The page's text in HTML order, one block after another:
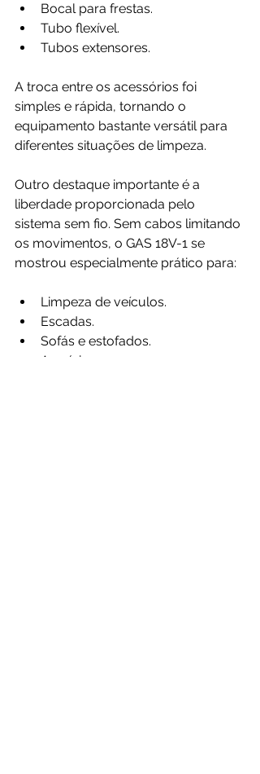
Bocal para frestas.
Tubo flexível.
Tubos extensores.
A troca entre os acessórios foi
simples e rápida, tornando o
equipamento bastante versátil para
diferentes situações de limpeza.
Outro destaque importante é a
liberdade proporcionada pelo
sistema sem fio. Sem cabos limitando
os movimentos, o GAS 18V-1 se
mostrou especialmente prático para:
Limpeza de veículos.
Escadas.
Sofás e estofados.
Armários.